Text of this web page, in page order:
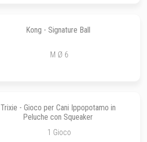
Kong - Signature Ball
M Ø 6
Trixie - Gioco per Cani Ippopotamo in
Peluche con Squeaker
1 Gioco